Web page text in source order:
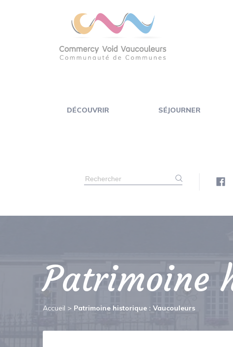
DÉCOUVRIR SÉJOURNER
Patrimoine
Accueil > Patrimoine historique : Vaucouleurs